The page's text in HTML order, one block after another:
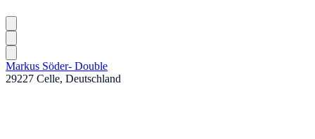
Markus Söder- Double
29227 Celle, Deutschland